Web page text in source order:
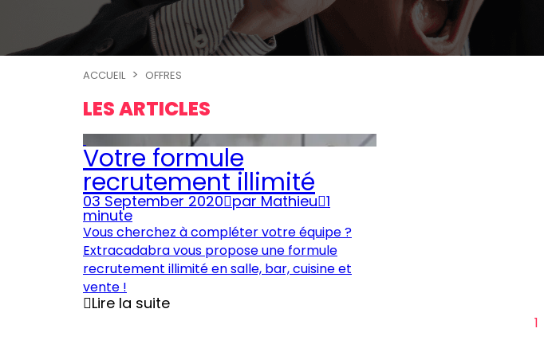
ACCUEIL OFFRES
LES ARTICLES
Votre formule
recrutement illimité
03 September 2020 parMathieu 1
minute
Vous cherchez à compléter votre équipe ?
Extracadabra vous propose une formule
recrutement illimité en salle, bar, cuisine et
vente !
Lire la suite
1